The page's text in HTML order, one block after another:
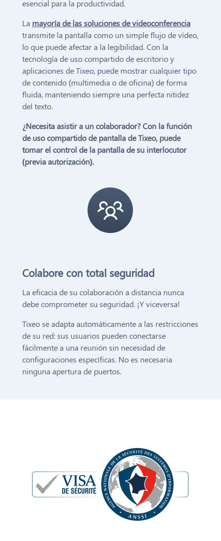
esencial para la productividad.
La mayoría de las soluciones de videoconferencia
transmite la pantalla como un simple flujo de vídeo,
lo que puede afectar a la legibilidad. Con la
tecnología de uso compartido de escritorio y
aplicaciones de Tixeo, puede mostrar cualquier tipo
de contenido (multimedia o de oficina) de forma
fluida, manteniendo siempre una perfecta nitidez
del texto.
¿Necesita asistir a un colaborador? Con la función
de uso compartido de pantalla de Tixeo, puede
tomar el control de la pantalla de su interlocutor
(previa autorización).
Colabore con total seguridad
La eficacia de su colaboración a distancia nunca
debe comprometer su seguridad. ¡Y viceversa!
Tixeo se adapta automáticamente a las restricciones
de su red: sus usuarios pueden conectarse
fácilmente a una reunión sin necesidad de
configuraciones específicas. No es necesaria
ninguna apertura de puertos.